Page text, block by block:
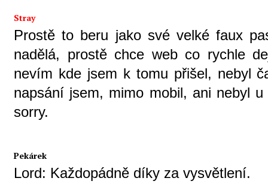
Stray
Prostě to beru jako své velké faux
nadělá, prostě chce web co rychle
nevím kde jsem k tomu přišel, nebyl
napsání jsem, mimo mobil, ani nebyl
sorry.
Pekárek
Lord: Každopádně díky za vysvětlení.